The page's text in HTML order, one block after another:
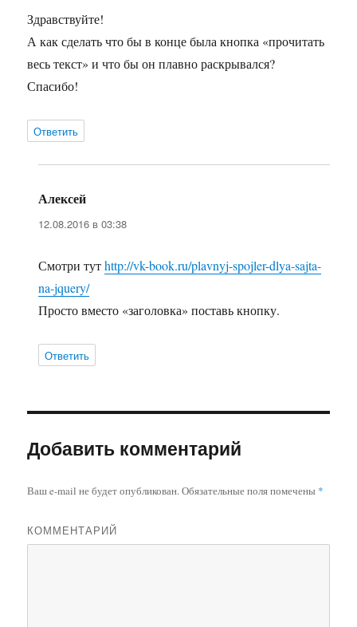
Здравствуйте!
А как сделать что бы в конце была кнопка «прочитать
весь текст» и что бы он плавно раскрывался?
Спасибо!
Ответить
Алексей
12.08.2016 в 03:38
Смотри тутhttp://vk-book.ru/plavnyj-spojler-dlya-sajta-
na-jquery/
Просто вместо «заголовка» поставь кнопку.
Ответить
Добавить комментарий
Ваш e-mail не будет опубликован.Обязательные поля помечены *
КОММЕНТАРИЙ